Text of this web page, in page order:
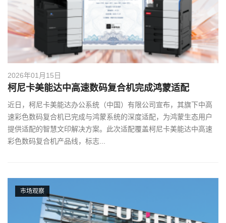
2026年01月15日
柯尼卡美能达中高速数码复合机完成鸿蒙适配
近日，柯尼卡美能达办公系统（中国）有限公司宣布，其旗下中高
速彩色数码复合机已完成与鸿蒙系统的深度适配，为鸿蒙生态用户
提供适配的智慧文印解决方案。此次适配覆盖柯尼卡美能达中高速
彩色数码复合机产品线，标志...
市场观察